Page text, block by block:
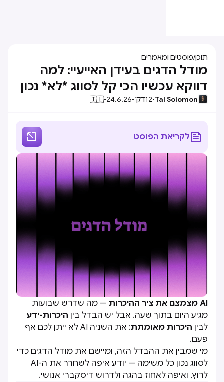
תוכן/פוסטים ומאמרים
מודל הדגים בעידן האייעיי: למה
דווקא עכשיו הכי קל לסווג *לא* נכון
Tal Solomon
•
12דק׳•
24.6.26
•
🇮🇱
לקריאת הפוסט 
AI מצמצם את ציר ההיכרות
— מה שדרש שבועות
מגיע היום בתוך שעה. אבל יש הבדל בין היכרות-ידע
לבין היכרות מאומתת
: את השניה AI לא ייתן לכם אף
פעם.
מי שמבין את ההבדל הזה, ומיישם את מודל הדגים כדי
לסווג נכון כל משימה — יודע איפה לשחרר את ה-AI
לרוץ, ואיפה לאחוז בהגה ולדרוש דיסקברי אנושי.